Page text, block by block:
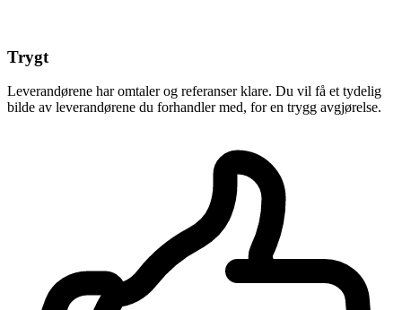
Trygt
Leverandørene har omtaler og referanser klare. Du vil få et tydelig
bilde av leverandørene du forhandler med, for en trygg avgjørelse.